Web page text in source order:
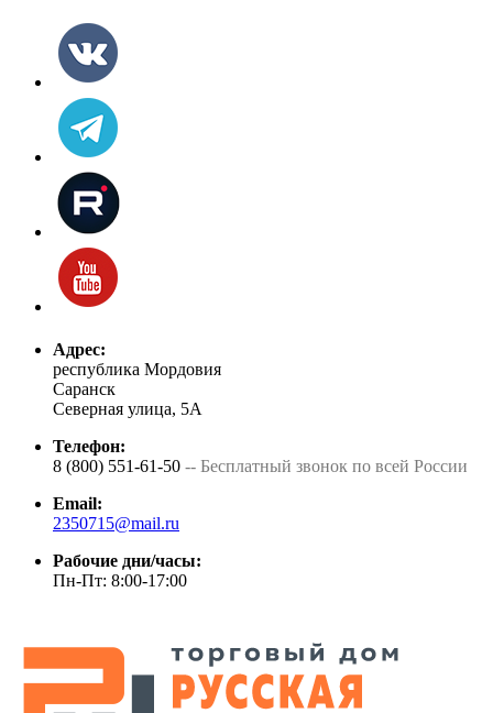
Адрес:
республика Мордовия
Саранск
Северная улица, 5А
Телефон:
8 (800) 551-61-50 -- Бесплатный звонок по всей России
Email:
2350715@mail.ru
Рабочие дни/часы:
Пн-Пт: 8:00-17:00